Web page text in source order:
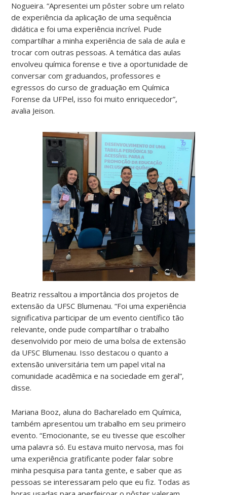
Nogueira. “Apresentei um pôster sobre um relato
de experiência da aplicação de uma sequência
didática e foi uma experiência incrível. Pude
compartilhar a minha experiência de sala de aula e
trocar com outras pessoas. A temática das aulas
envolveu química forense e tive a oportunidade de
conversar com graduandos, professores e
egressos do curso de graduação em Química
Forense da UFPel, isso foi muito enriquecedor”,
avalia Jeison.
Beatriz ressaltou a importância dos projetos de
extensão da UFSC Blumenau. “Foi uma experiência
significativa participar de um evento científico tão
relevante, onde pude compartilhar o trabalho
desenvolvido por meio de uma bolsa de extensão
da UFSC Blumenau. Isso destacou o quanto a
extensão universitária tem um papel vital na
comunidade acadêmica e na sociedade em geral”,
disse.
Mariana Booz, aluna do Bacharelado em Química,
também apresentou um trabalho em seu primeiro
evento. “Emocionante, se eu tivesse que escolher
uma palavra só. Eu estava muito nervosa, mas foi
uma experiência gratificante poder falar sobre
minha pesquisa para tanta gente, e saber que as
pessoas se interessaram pelo que eu fiz. Todas as